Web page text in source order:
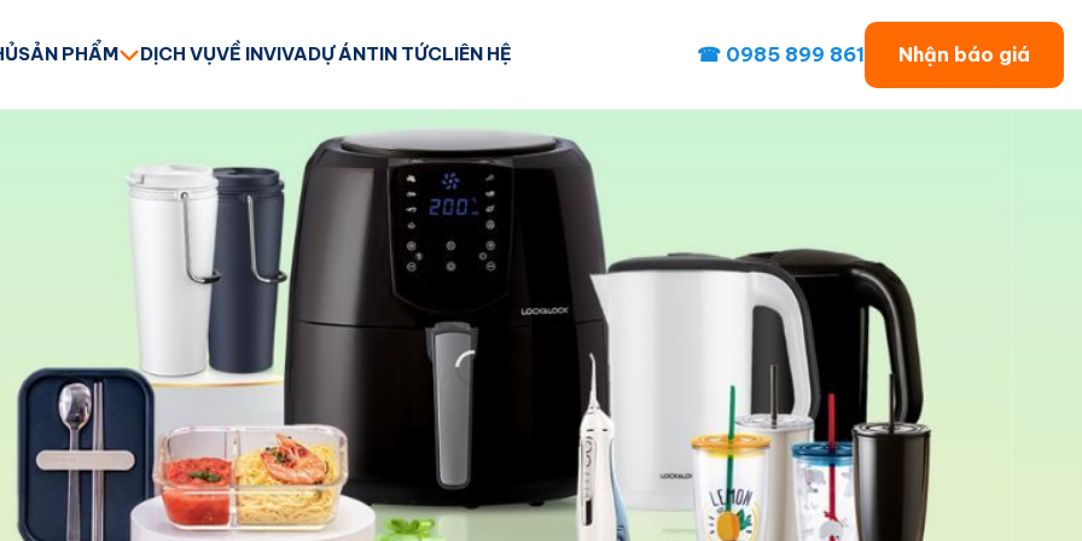
SẢN PHẨM DỊCH VỤVỀ INVIVADỰ ÁNTIN TỨCLIÊN HỆ ☎ 0985 899 861 Nhận báo giá